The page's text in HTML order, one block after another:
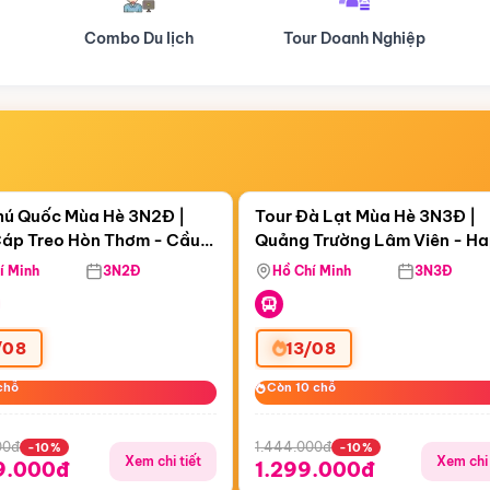
Tour Doanh Nghiệp Du lịch Hành Hương
18:58:46
Treo Hòn Thơm
Quốc Mùa Hè 3N2Đ |
Treo Hòn Thơm - Cầu
Viên Nước Aquatopia
Minh 3N2Đ
-10%
Xem chi tiết
Còn05 ngày 18:58:46
Tour Đà Lạt Mùa Hè 3N3Đ |
Quảng Trường Lâm Viên -
Hill - Puppy Farm
Hồ Chí Minh 3N3Đ
13/08
Còn 10 chỗ
Còn 10 chỗ
1.444.000đ -10%
1.299.000đ Xem